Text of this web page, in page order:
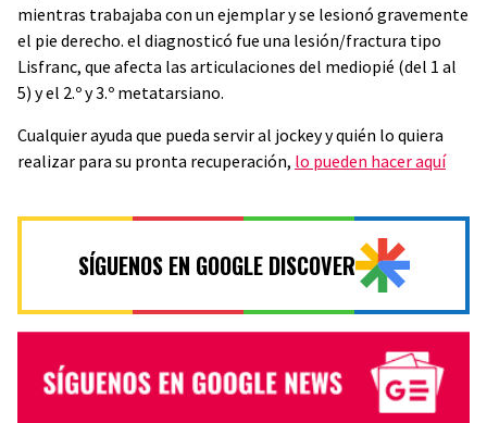
mientras trabajaba con un ejemplar y se lesionó gravemente
el pie derecho. el diagnosticó fue una lesión/fractura tipo
Lisfranc, que afecta las articulaciones del mediopié (del 1 al
5) y el 2.º y 3.º metatarsiano.
Cualquier ayuda que pueda servir al jockey y quién lo quiera
realizar para su pronta recuperación, lo pueden hacer aquí
SÍGUENOS EN GOOGLE DISCOVER